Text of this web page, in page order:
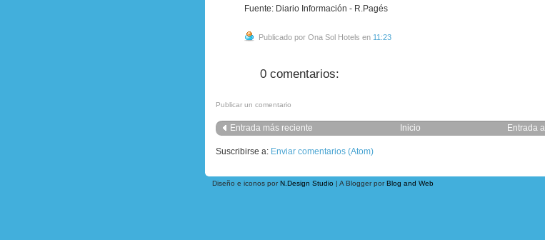
Fuente: Diario Información - R.Pagés
Publicado por Ona Sol Hotels en 11:23
0 comentarios:
Publicar un comentario
Entrada más reciente Entrada
Inicio
Suscribirse a: Enviar comentarios (Atom)
Diseño e iconos porN.Design Studio | A Blogger porBlog and Web